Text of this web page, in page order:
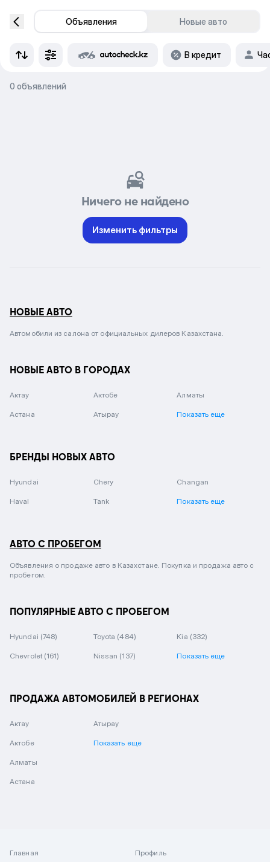
Объявления Новые авто
В кредит
0 объявлений
Ничего не найдено
Изменить фильтры
НОВЫЕ АВТО
Автомобили из салона от официальных дилеров Казахстана.
НОВЫЕ АВТО В ГОРОДАХ
Актау Актобе Алматы
Астана Атырау Показать еще
БРЕНДЫ НОВЫХ АВТО
Hyundai Chery Changan
Haval Tank Показать еще
АВТО С ПРОБЕГОМ
Объявления о продаже авто в Казахстане. Покупка и продажа авто с
пробегом.
ПОПУЛЯРНЫЕ АВТО С ПРОБЕГОМ
Hyundai (748) Toyota (484) Kia (332)
Chevrolet (161) Nissan (137) Показать еще
ПРОДАЖА АВТОМОБИЛЕЙ В РЕГИОНАХ
Актау
Актобе
Алматы
Астана
Атырау
Показать еще
Главная
Профиль